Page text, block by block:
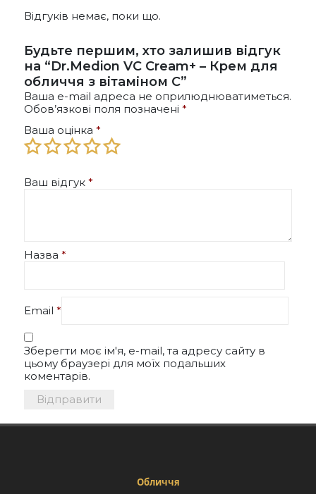
Відгуків немає, поки що.
Будьте першим, хто залишив відгук
на “Dr.Medion VC Cream+ – Крем для
обличчя з вітаміном С”
Ваша e-mail адреса не оприлюднюватиметься.
Обов’язкові поля позначені *
Ваша оцінка *
Ваш відгук *
Назва *
Email *
Зберегти моє ім'я, e-mail, та адресу сайту в
цьому браузері для моїх подальших
коментарів.
Обличчя